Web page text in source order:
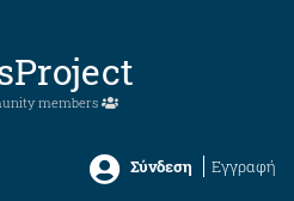
members
Σύνδεση Εγγραφή